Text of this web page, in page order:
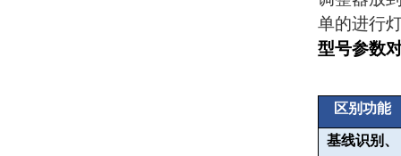
单的进行
型号参数
区别功能
基线识别、